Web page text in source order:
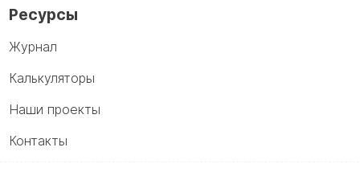
Ресурсы
Журнал
Калькуляторы
Наши проекты
Контакты